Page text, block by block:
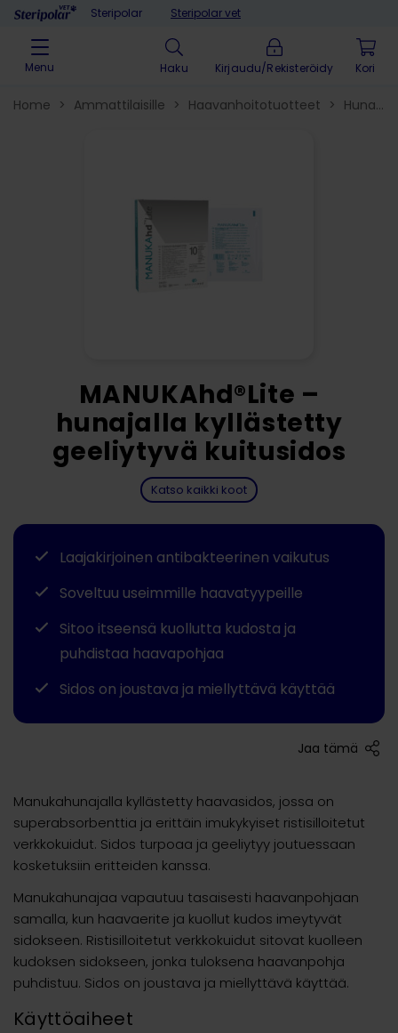
Skip to contentSteripolar Steripolar vet
Menu Haku Kirjaudu/Rekisteröidy
Home > Ammattilaisille > Haavanhoitotuotteet >
Manukahunajalla kyllästetty haavasidos, jossa on
superabsorbenttia ja erittäin imukykyiset ristisilloitetut
verkkokuidut. Sidos turpoaa ja geeliytyy joutuessaan
kosketuksiin eritteiden kanssa.
Manukahunajaa vapautuu tasaisesti haavanpohjaan
samalla, kun haavaerite ja kuollut kudos imeytyvät
sidokseen. Ristisilloitetut verkkokuidut sitovat kuolleen
kudoksen sidokseen, jonka tuloksena haavanpohja
puhdistuu. Sidos on joustava ja miellyttävä käyttää.
Käyttöaiheet
MANUKAhd®Lite –
hunajalla kyllästetty
geeliytyvä kuitusidos
Katso kaikki koot
Laajakirjoinen antibakteerinen vaikutus
Soveltuu useimmille haavatyypeille
Sitoo itseensä kuollutta kudosta ja
puhdistaa haavapohjaa
Sidos on joustava ja miellyttävä käyttää
Jaa tämä